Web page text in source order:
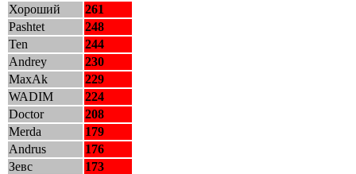
Хороший
261
Pashtet
248
Ten
244
Andrey
230
MaxAk
229
WADIM
224
Doctor
208
Merda
179
Andrus
176
Зевс
173